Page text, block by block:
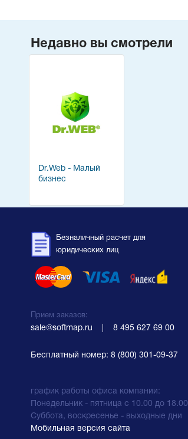
Недавно вы смотрели
Dr.Web - Малый
бизнес
Безналичный расчет для
юридических лиц
Прием заказов:
sale@softmap.ru 8 495 627 69 00
Бесплатный номер: 8 (800) 301-09-37
график работы офиса компании:
Понедельник - пятница с 10.00 до 18.00
Суббота, воскресенье - выходные дни
Мобильная версия сайта